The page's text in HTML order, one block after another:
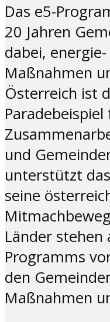
Das e5-
20 Jahren
dabei,
Maßnahmen
Österreich ist
und
unterstützt
seine
Länder stehen
Programms
den
Maßnahmen